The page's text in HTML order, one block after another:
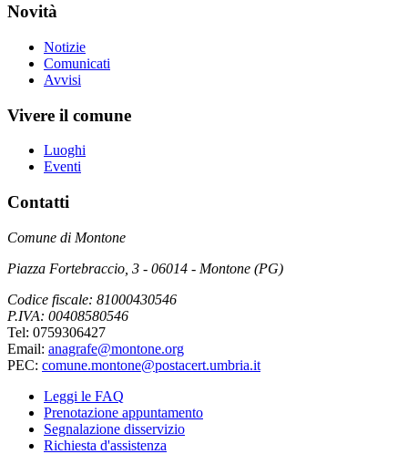
Novità
Notizie
Comunicati
Avvisi
Vivere il comune
Luoghi
Eventi
Contatti
Comune di Montone
Piazza Fortebraccio, 3 - 06014 - Montone (PG)
Codice fiscale: 81000430546
P.IVA: 00408580546
Tel: 0759306427
Email: anagrafe@montone.org
PEC: comune.montone@postacert.umbria.it
Leggi le FAQ
Prenotazione appuntamento
Segnalazione disservizio
Richiesta d'assistenza